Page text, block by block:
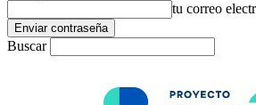
tu correo
Buscar